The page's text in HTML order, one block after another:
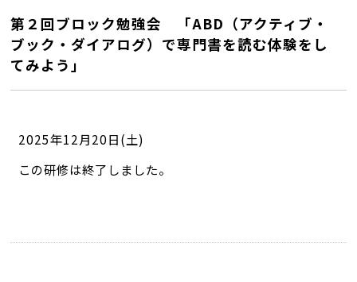
第２回ブロック勉強会 「ABD（アクティブ・
ブック・ダイアログ）で専門書を読む体験をし
てみよう」
2025年12月20日(土)
この研修は終了しました。